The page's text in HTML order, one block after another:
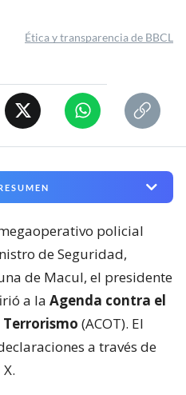
Ética y transparencia de BBCL
policial
de Seguridad,
de Macul, el presidente
a la Agenda contra el
(ACOT). El
a través de